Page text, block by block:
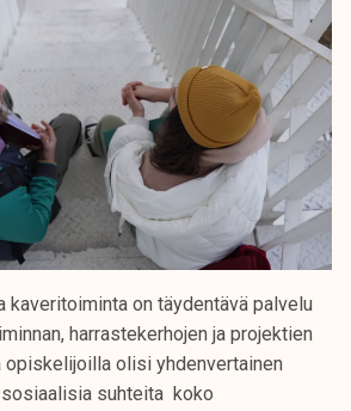
kaveritoiminta on täydentävä palvelu
harrastekerhojen ja projektien
opiskelijoilla olisi yhdenvertainen
suhteita koko